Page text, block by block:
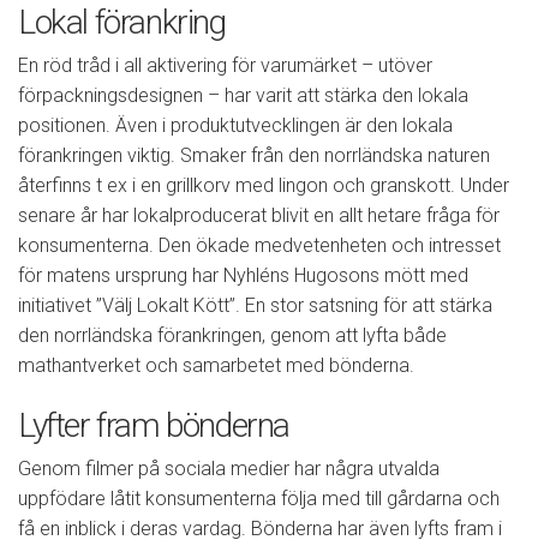
Lokal förankring
En röd tråd i all aktivering för varumärket – utöver
förpackningsdesignen – har varit att stärka den lokala
positionen. Även i produktutvecklingen är den lokala
förankringen viktig. Smaker från den norrländska naturen
återfinns t ex i en grillkorv med lingon och granskott. Under
senare år har lokalproducerat blivit en allt hetare fråga för
konsumenterna. Den ökade medvetenheten och intresset
för matens ursprung har Nyhléns Hugosons mött med
initiativet ”Välj Lokalt Kött”. En stor satsning för att stärka
den norrländska förankringen, genom att lyfta både
mathantverket och samarbetet med bönderna.
Lyfter fram bönderna
Genom filmer på sociala medier har några utvalda
uppfödare låtit konsumenterna följa med till gårdarna och
få en inblick i deras vardag. Bönderna har även lyfts fram i